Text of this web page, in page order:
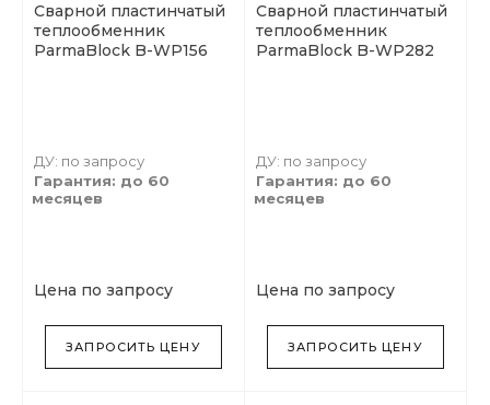
Сварной пластинчатый
теплообменник
ParmaBlock B-WP156
ДУ: по запросу
Гарантия: до 60
месяцев
Цена по запросу
ЗАПРОСИТЬ ЦЕНУ
Сварной пластинчатый
теплообменник
ParmaBlock B-WP282
ДУ: по запросу
Гарантия: до 60
месяцев
Цена по запросу
ЗАПРОСИТЬ ЦЕНУ